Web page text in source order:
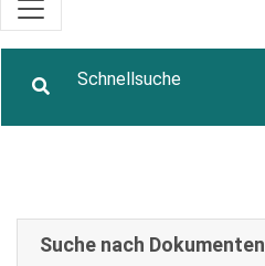
Suche nach Dokumenten